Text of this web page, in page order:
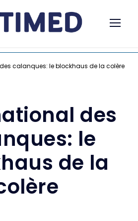
calanques: le blockhaus de la colère
des
le
de la